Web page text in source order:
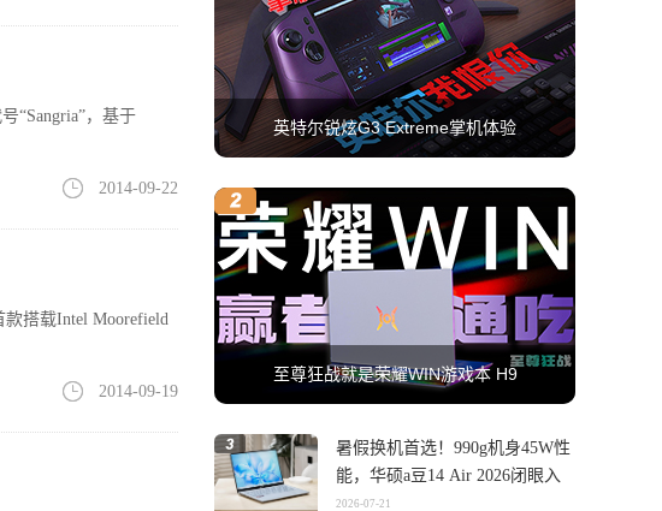
“Sangria”，基于
2014-09-22
搭载Intel Moorefield
2014-09-19
英特尔锐炫G3 Extreme掌机体验
至尊狂战就是荣耀WIN游戏本 H9
暑假换机首选！990g机身45W性
能，华硕a豆14 Air 2026闭眼入
2026-07-21